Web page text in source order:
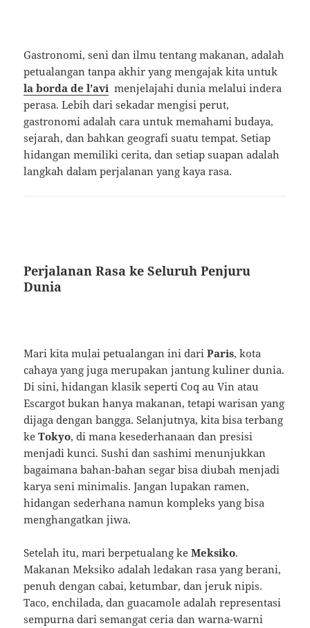
Gastronomi, seni dan ilmu tentang makanan, adalah
petualangan tanpa akhir yang mengajak kita untuk
la borda de l’avi menjelajahi dunia melalui indera
perasa. Lebih dari sekadar mengisi perut,
gastronomi adalah cara untuk memahami budaya,
sejarah, dan bahkan geografi suatu tempat. Setiap
hidangan memiliki cerita, dan setiap suapan adalah
langkah dalam perjalanan yang kaya rasa.
Perjalanan Rasa ke Seluruh Penjuru
Dunia
Mari kita mulai petualangan ini dariParis, kota
cahaya yang juga merupakan jantung kuliner dunia.
Di sini, hidangan klasik seperti Coq au Vin atau
Escargot bukan hanya makanan, tetapi warisan yang
dijaga dengan bangga. Selanjutnya, kita bisa terbang
keTokyo, di mana kesederhanaan dan presisi
menjadi kunci. Sushi dan sashimi menunjukkan
bagaimana bahan-bahan segar bisa diubah menjadi
karya seni minimalis. Jangan lupakan ramen,
hidangan sederhana namun kompleks yang bisa
menghangatkan jiwa.
Setelah itu, mari berpetualang keMeksiko.
Makanan Meksiko adalah ledakan rasa yang berani,
penuh dengan cabai, ketumbar, dan jeruk nipis.
Taco, enchilada, dan guacamole adalah representasi
sempurna dari semangat ceria dan warna-warni